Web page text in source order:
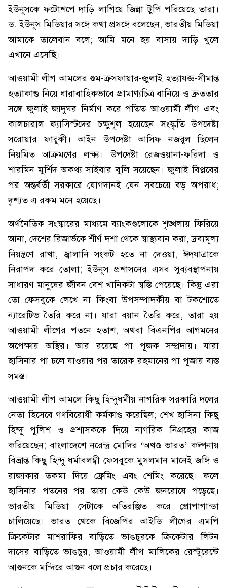
ইউনূসকে ফটোশপে দাড়ি লাগিয়ে জিন্না টুপি পরিয়েছে তারা।
ড. ইউনূস মিডিয়ার সঙ্গে কথা প্রসঙ্গে বলেছেন, ভারতীয় মিডিয়া
আমাকে তালেবান বলে; আমি মনে হয় বাসায় দাড়ি খুলে
এখানে এসেছি।
আওয়ামী লীগ আমলের গুম-ক্রসফায়ার-জুলাই হত্যাযজ্ঞ-সীমান্ত
হত্যাকাণ্ড নিয়ে ধারাবাহিকভাবে প্রামাণ্যচিত্র বানিয়ে ও দ্রুততার
সঙ্গে জুলাই জাদুঘর নির্মাণ করে পতিত আওয়ামী লীগ এবং
কালচারাল ফ্যাসিস্টদের চক্ষুশূল হয়েছেন সংস্কৃতি উপদেষ্টা
সরোয়ার ফারুকী। আইন উপদেষ্টা আসিফ নজরুল ছিলেন
নিয়মিত আক্রমণের লক্ষ্য। উপদেষ্টা রেজওয়ানা-ফরিদা ও
শারমিন মুর্শিদ অকথ্য সাইবার বুলি সয়েছেন। জুলাই বিপ্লবের
পর অন্তর্বর্তী সরকারে যোগদানই যেন সবচেয়ে বড় অপরাধ;
দৃশ্যত এ রকম মনে হয়েছে।
অর্থনৈতিক সংস্কারের মাধ্যমে ব্যাংকগুলোকে শৃঙ্খলায় ফিরিয়ে
আনা, দেশের রিজার্ভকে শীর্ণ দশা থেকে স্বাস্থ্যবান করা, দ্রব্যমূল্য
নিয়ন্ত্রণে রাখা, জ্বালানি সংকট হতে না দেওয়া, ঈদযাত্রাকে
নিরাপদ করে তোলা; ইউনূস প্রশাসনের এসব সুব্যবস্থাপনায়
সাধারণ মানুষের জীবন বেশ খানিকটা স্বস্তি পেয়েছে। কিন্তু এরা
তো ফেসবুকে লেখে না কিংবা উপসম্পাদকীয় বা টকশোতে
ন্যারেটিভ তৈরি করে না। যারা বয়ান তৈরি করে, তারা হয়
আওয়ামী লীগের পতনে হতাশ, অথবা বিএনপির আগমনের
অপেক্ষায় অস্থির। আর রয়েছে পা পূজক সম্প্রদায়। যারা
হাসিনার পা চলে যাওয়ার পর তারেক রহমানের পা পূজায় ব্যস্ত
সমস্ত।
আওয়ামী লীগ আমলে কিছু হিন্দুধর্মীয় নাগরিক সরকারি দলের
নেতা হিসেবে গণবিরোধী কর্মকাণ্ড করেছিল; শেখ হাসিনা কিছু
হিন্দু পুলিশ ও প্রশাসককে দিয়ে নাগরিক নিগ্রহের কাজ
করিয়েছেন; বাংলাদেশে নরেন্দ্র মোদির ‘অখণ্ড ভারত’ কল্পনায়
বিভ্রান্ত কিছু হিন্দু ধর্মাবলম্বী ফেসবুকে মুসলমান মানেই জঙ্গি ও
রাজাকার তকমা দিয়ে ফ্রেমিং এবং শেমিং করেছে। ফলে
হাসিনার পতনের পর তারা কেউ কেউ জনরোষে পড়েছে।
ভারতীয় মিডিয়া সেটাকে অতিরঞ্জিত করে প্রোপাগান্ডা
চালিয়েছে। ভারত থেকে বিজেপির আইডি লীগের এমপি
ক্রিকেটার মাশরাফির বাড়িতে ভাঙচুরকে ক্রিকেটার লিটন
দাসের বাড়িতে ভাঙচুর, আওয়ামী লীগ মালিকের রেস্টুরেন্টে
আগুনকে মন্দিরে আগুন বলে প্রচার করেছে।